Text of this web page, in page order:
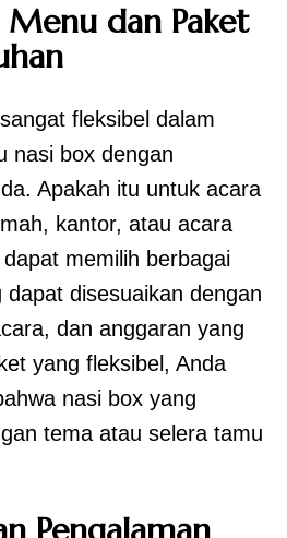
Menu dan Paket
sangat fleksibel dalam
nasi box dengan
Apakah itu untuk acara
kantor, atau acara
memilih berbagai
disesuaikan dengan
dan anggaran yang
yang fleksibel, Anda
nasi box yang
tema atau selera tamu